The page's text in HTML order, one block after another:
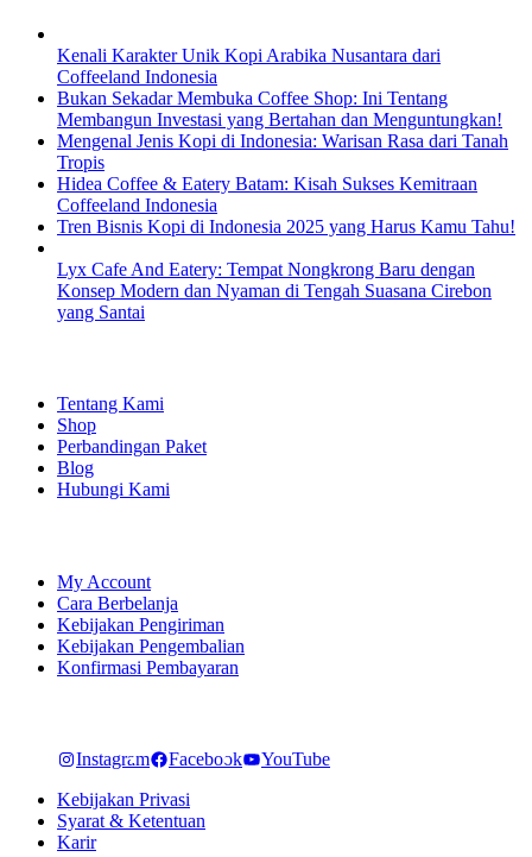
Kenali Karakter Unik Kopi Arabika Nusantara dari
Coffeeland Indonesia
Bukan Sekadar Membuka Coffee Shop: Ini Tentang
Membangun Investasi yang Bertahan dan Menguntungkan!
Mengenal Jenis Kopi di Indonesia: Warisan Rasa dari Tanah
Tropis
Hidea Coffee & Eatery Batam: Kisah Sukses Kemitraan
Coffeeland Indonesia
Tren Bisnis Kopi di Indonesia 2025 yang Harus Kamu Tahu!
Lyx Cafe And Eatery: Tempat Nongkrong Baru dengan
Konsep Modern dan Nyaman di Tengah Suasana Cirebon
yang Santai
Tentang Kami
Shop
Perbandingan Paket
Blog
Hubungi Kami
My Account
Cara Berbelanja
Kebijakan Pengiriman
Kebijakan Pengembalian
Konfirmasi Pembayaran
Instagram Facebook
YouTube
Kebijakan Privasi
Syarat & Ketentuan
Karir